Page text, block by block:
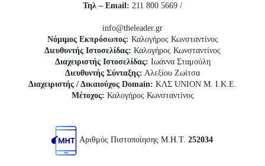
Τηλ – Email: 211 800 5669 /
info@theleader.gr
Νόμιμος Εκπρόσωπος: Καλογήρος Κωνσταντίνος
Διευθυντής Ιστοσελίδας: Καλογήρος Κωνσταντίνος
Διαχειριστής Ιστοσελίδας: Ιωάννα Σταμούλη
Διευθυντής Σύνταξης: Αλεξίου Ζωίτσα
Διαχειριστής / Δικαιούχος Domain: ΚΛΣ UNION Μ. Ι.Κ.Ε.
Μέτοχος: Καλογήρος Κωνσταντίνος
Αριθμός Πιστοποίησης Μ.Η.Τ. 252034